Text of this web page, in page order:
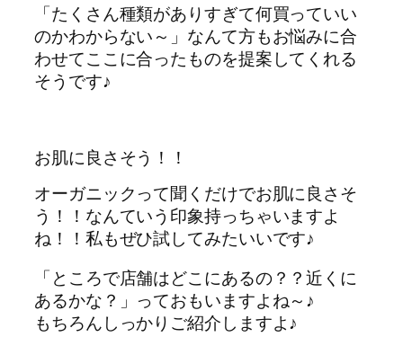
「たくさん種類がありすぎて何買っていい
のかわからない～」なんて方もお悩みに合
わせてここに合ったものを提案してくれる
そうです♪
お肌に良さそう！！
オーガニックって聞くだけでお肌に良さそ
う！！なんていう印象持っちゃいますよ
ね！！私もぜひ試してみたいいです♪
「ところで店舗はどこにあるの？？近くに
あるかな？」っておもいますよね～♪
もちろんしっかりご紹介しますよ♪